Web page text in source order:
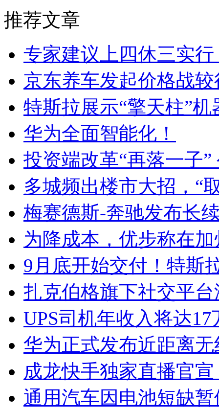
推荐文章
专家建议上四休三实
京东养车发起价格战
特斯拉展示“擎天柱”
华为全面智能化！
投资端改革“再落一子
多城频出楼市大招，“
梅赛德斯-奔驰发布长
为降成本，优步称在
9月底开始交付！特斯
扎克伯格旗下社交平
UPS司机年收入将达
华为正式发布近距离
成龙快手独家直播官
通用汽车因电池短缺